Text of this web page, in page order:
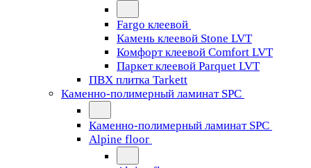
Fargo клеевой
Камень клеевой Stone LVT
Комфорт клеевой Comfort LVT
Паркет клеевой Parquet LVT
ПВХ плитка Tarkett
Каменно-полимерный ламинат SPC
Каменно-полимерный ламинат SPC
Alpine floor